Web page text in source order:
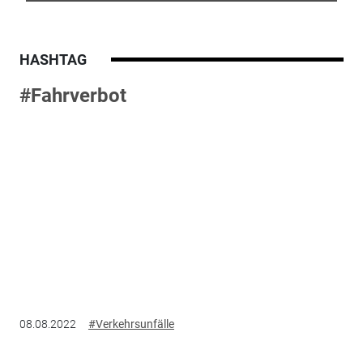
HASHTAG
#Fahrverbot
08.08.2022 #Verkehrsunfälle